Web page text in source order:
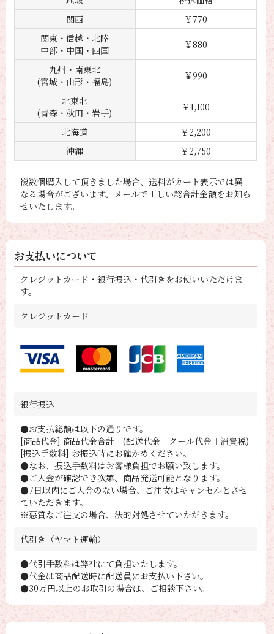
関西
￥770
関東・信越・北陸
中部・中国・四国
￥880
九州・南東北
(宮城・山形・福島)
￥990
北東北
(青森・秋田・岩手)
￥1,100
北海道
￥2,200
沖縄
￥2,750
複数個購入して頂きました場合、送料がカート表示では異
なる場合がございます。メールで正しい総合計金額をお知ら
せいたします。
お支払いについて
クレジットカード・銀行振込・代引きをお使いいただけま
す。
クレジットカード
銀行振込
●お支払総額は以下の通りです。
[商品代金] 商品代金合計＋(配送代金＋クール代金＋消費税)
[振込手数料] お振込時にお確かめください。
●なお、振込手数料はお客様負担でお願い致します。
●ご入金が確認でき次第、商品発送可能となります。
●7日以内にご入金のない場合、ご注文はキャンセルとさせ
ていただきます。
※悪質なご注文の場合、法的対処させていただきます。
代引き（ヤマト運輸）
●代引手数料は弊社にて負担いたします。
●代金は商品配送時に配送員にお支払い下さい。
●30万円以上のお取引の場合は、ご相談下さい。